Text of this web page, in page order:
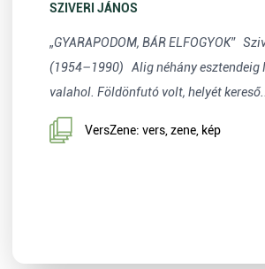
SZIVERI JÁNOS
„GYARAPODOM, BÁR ELFOGYOK” Sziveri János
(1954–1990) Alig néhány esztendeig lehetett otthon
valahol. Földönfutó volt, helyét kereső...
VersZene: vers, zene, kép